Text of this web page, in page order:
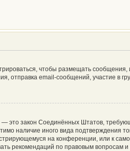
чтобы размещать сообщения,
email-сообщений, участие в
— это закон Соединённых Штатов,
наличие иного вида подтверждения
на конференции, или к
рекомендаций по правовым вопросам